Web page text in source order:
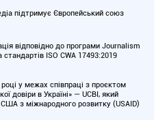
підтримує Європейський союз
відповідно до програми Journalism
ISO CWA 17493:2019
у межах співпраці з проєктом
довіри в Україні» — UCBI, який
з міжнародного розвитку (USAID)